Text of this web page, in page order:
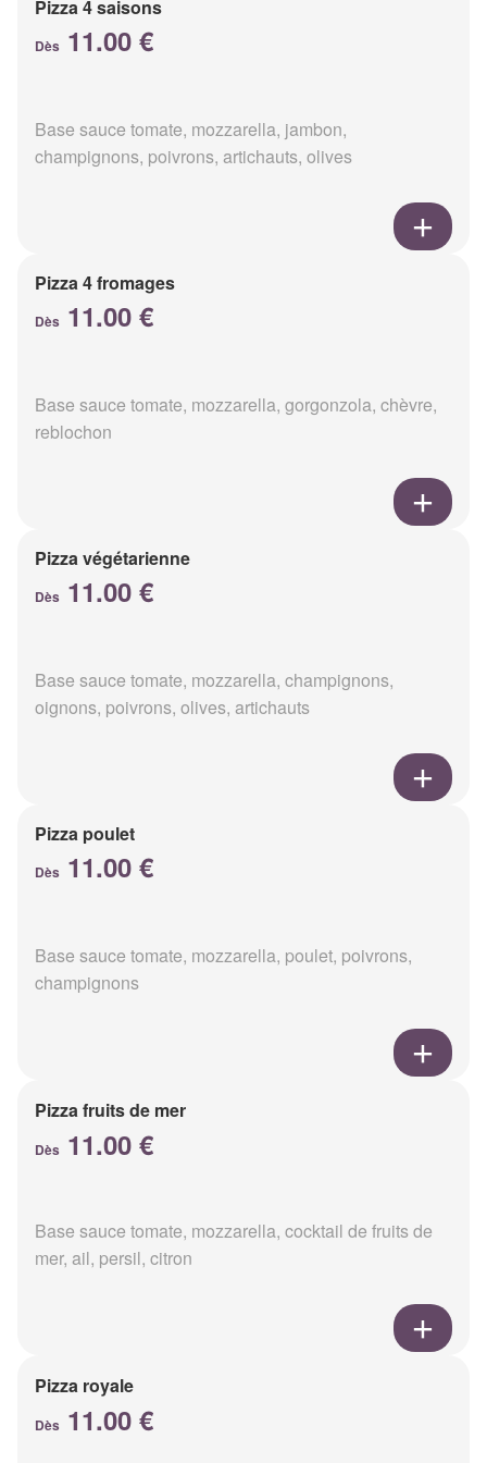
Pizza 4 saisons
Dès 11.00 €
Base sauce tomate, mozzarella, jambon,
champignons, poivrons, artichauts, olives
Pizza 4 fromages
Dès 11.00 €
Base sauce tomate, mozzarella, gorgonzola, chèvre,
reblochon
Pizza végétarienne
Dès 11.00 €
Base sauce tomate, mozzarella, champignons,
oignons, poivrons, olives, artichauts
Pizza poulet
Dès 11.00 €
Base sauce tomate, mozzarella, poulet, poivrons,
champignons
Pizza fruits de mer
Dès 11.00 €
Base sauce tomate, mozzarella, cocktail de fruits de
mer, ail, persil, citron
Pizza royale
Dès 11.00 €